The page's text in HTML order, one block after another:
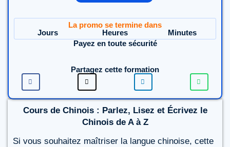
La promo se termine dans
Jours
Heures
Minutes
Payez en toute sécurité
Partagez cette formation
Cours de Chinois : Parlez, Lisez et Écrivez le
Chinois de A à Z
Si vous souhaitez maîtriser la langue chinoise, cette